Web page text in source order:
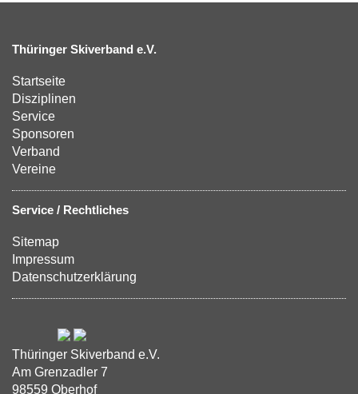
Thüringer Skiverband e.V.
Startseite
Disziplinen
Service
Sponsoren
Verband
Vereine
Service / Rechtliches
Sitemap
Impressum
Datenschutzerklärung
Thüringer Skiverband e.V.
Am Grenzadler 7
98559 Oberhof